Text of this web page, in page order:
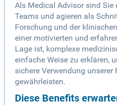
Als Medical Advisor sind Sie
Teams und agieren als
Forschung und der
einer motivierten und
Lage ist, komplexe
einfache Weise zu erklären,
sichere Verwendung unserer
gewährleisten.
Diese Benefits